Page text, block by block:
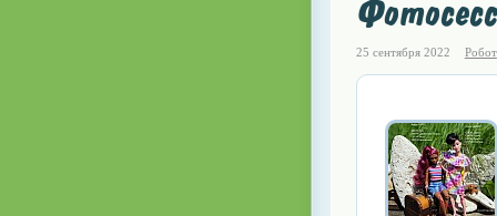
25 сентября 2022 Робот